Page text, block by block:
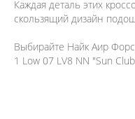
Каждая деталь этих
скользящий дизайн
Выбирайте Найк Аир
1 Low 07 LV8 NN "Sun